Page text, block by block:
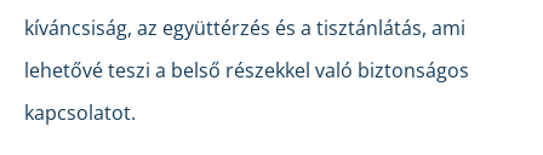
kíváncsiság, az együttérzés és a tisztánlátás, ami
lehetővé teszi a belső részekkel való biztonságos
kapcsolatot.